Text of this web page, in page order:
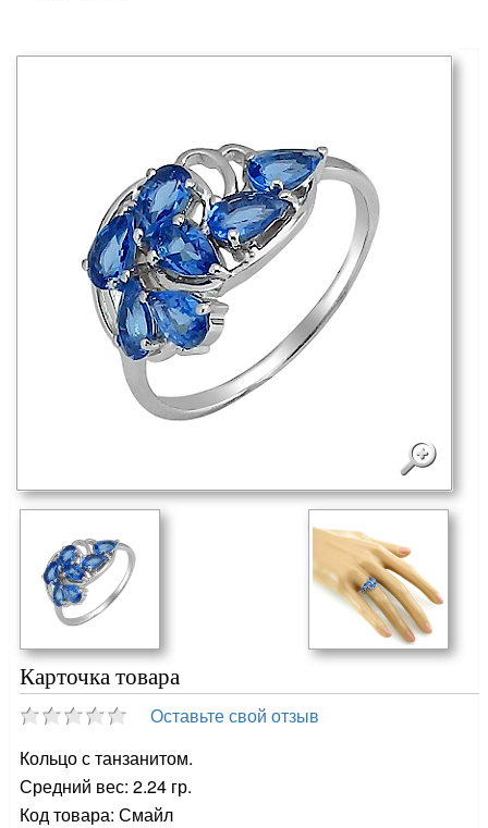
Карточка товара
Оставьте свой отзыв
Кольцо с танзанитом.
Средний вес: 2.24 гр.
Код товара: Смайл